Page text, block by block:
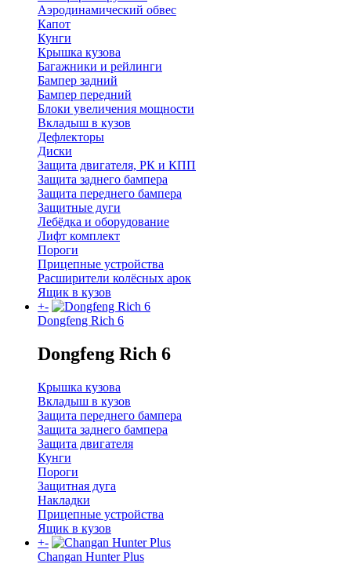
Аэродинамический обвес
Капот
Кунги
Крышка кузова
Багажники и рейлинги
Бампер задний
Бампер передний
Блоки увеличения мощности
Вкладыш в кузов
Дефлекторы
Диски
Защита двигателя, РК и КПП
Защита заднего бампера
Защита переднего бампера
Защитные дуги
Лебёдка и оборудование
Лифт комплект
Пороги
Прицепные устройства
Расширители колёсных арок
Ящик в кузов
+-
Dongfeng Rich 6
Dongfeng Rich 6
Крышка кузова
Вкладыш в кузов
Защита переднего бампера
Защита заднего бампера
Защита двигателя
Кунги
Пороги
Защитная дуга
Накладки
Прицепные устройства
Ящик в кузов
+-
Changan Hunter Plus